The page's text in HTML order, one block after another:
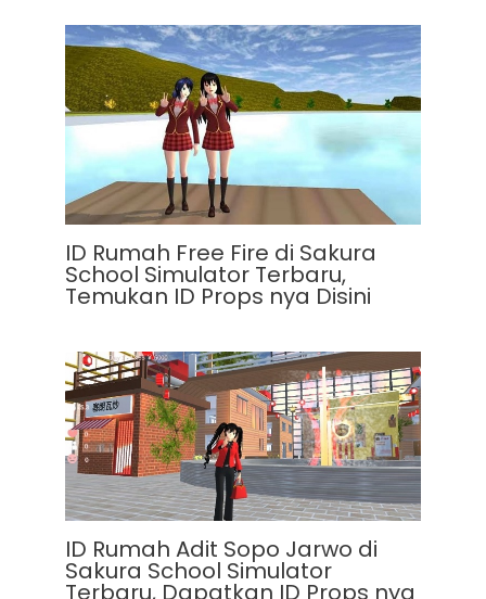
ID Rumah Free Fire di Sakura
School Simulator Terbaru,
Temukan ID Props nya Disini
ID Rumah Adit Sopo Jarwo di
Sakura School Simulator